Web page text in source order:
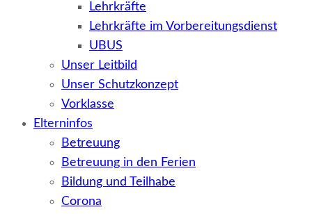
Lehrkräfte
Lehrkräfte im Vorbereitungsdienst
UBUS
Unser Leitbild
Unser Schutzkonzept
Vorklasse
Elterninfos
Betreuung
Betreuung in den Ferien
Bildung und Teilhabe
Corona